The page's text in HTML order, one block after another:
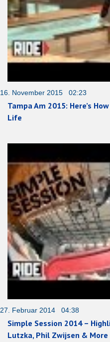
16. November 2015 02:23
Tampa Am 2015: Here’s
Life
27. Februar 2014 04:38
Simple Session 2014 –
Lutzka, Phil Zwijsen & More